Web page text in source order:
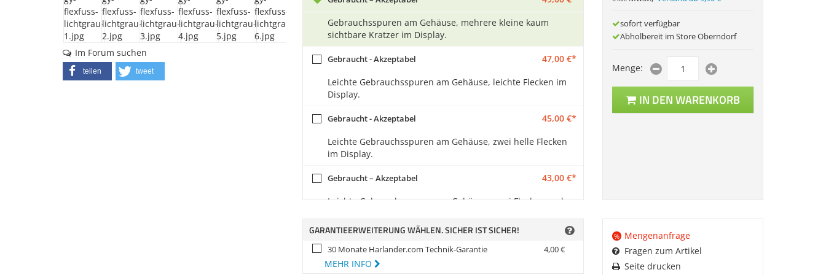
Im Forum suchen
teilen tweet
Gebrauchsspuren am Gehäuse, mehrere kleine kaum
sichtbare Kratzer im Display.
Gebraucht - Akzeptabel 47,00 €*
Leichte Gebrauchsspuren am Gehäuse, leichte Flecken im
Display.
Gebraucht - Akzeptabel 45,00 €*
Leichte Gebrauchsspuren am Gehäuse, zwei helle Flecken
im Display.
Gebraucht – Akzeptabel 43,00 €*
Leichte Gebrauchsspuren am Gehäuse, zwei Flecken und
Gebraucht - Akzeptabel €*
Gebrauchsspuren und Vergilbungen am Gehäuse, ein
GARANTIEERWEITERUNG WÄHLEN. SICHER IST SICHER!
30 Monate Harlander.com Technik-Garantie 4,00€
MEHR INFO
sofort verfügbar
Abholbereit im Store Oberndorf
Menge:
IN DEN WARENKORB
%
Mengenanfrage
Fragen zum Artikel
Seite drucken